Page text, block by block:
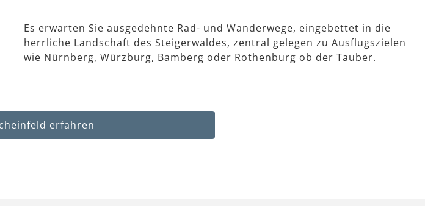
Es erwarten Sie ausgedehnte Rad- und Wanderwege, eingebettet in die
herrliche Landschaft des Steigerwaldes, zentral gelegen zu Ausflugszielen
wie Nürnberg, Würzburg, Bamberg oder Rothenburg ob der Tauber.
erfahren